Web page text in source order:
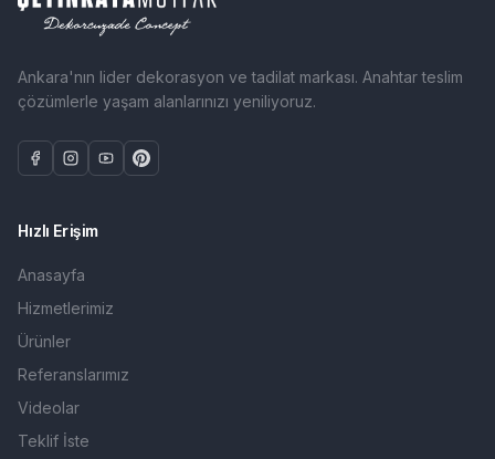
Ankara'nın lider dekorasyon ve tadilat markası. Anahtar teslim
çözümlerle yaşam alanlarınızı yeniliyoruz.
Hızlı Erişim
Anasayfa
Hizmetlerimiz
Ürünler
Referanslarımız
Videolar
Teklif İste